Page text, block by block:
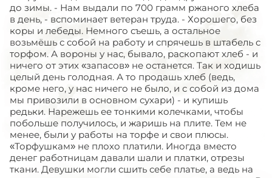
до зимы. - Нам выдали по 700 грамм ржаного хлеба
в день, - вспоминает ветеран труда. - Хорошего, без
коры и лебеды. Немного съешь, а остальное
возьмёшь с собой на работу и спрячешь в штабель с
торфом. А вороны у нас, бывало, раскопают хлеб - и
ничего от этих «запасов» не останется. Так и ходишь
целый день голодная. А то продашь хлеб (ведь,
кроме него, у нас ничего не было, и с собой из дома
мы привозили в основном сухари) - и купишь
редьки. Нарежешь ее тонкими колечками, чтобы
побольше получилось, и жаришь на плите. Тем не
менее, были у работы на торфе и свои плюсы.
«Торфушкам» не плохо платили. Иногда вместо
денег работницам давали шали и платки, отрезы
ткани. Девушки могли сшить себе платье, а ведь на